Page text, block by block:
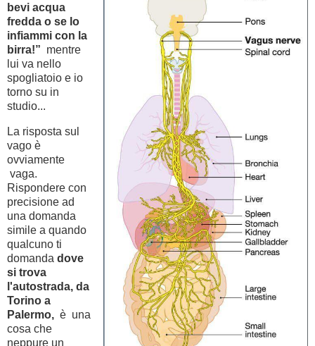
bevi acqua
fredda o se lo
infiammi con la
birra!” mentre
lui va nello
spogliatoio e io
torno su in
studio...
La risposta sul
vago è
ovviamente
vaga.
Rispondere con
precisione ad
una domanda
simile a quando
qualcuno ti
domanda dove
si trova
l'autostrada, da
Torino a
Palermo, è una
cosa che
neppure un